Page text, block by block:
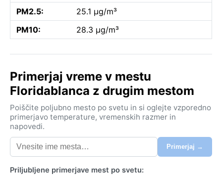
PM2.5:
25.1 µg/m³
PM10:
28.3 µg/m³
Primerjaj vreme v mestu
Floridablanca z drugim mestom
Poiščite poljubno mesto po svetu in si oglejte vzporedno
primerjavo temperature, vremenskih razmer in
napovedi.
Primerjaj →
Priljubljene primerjave mest po svetu: